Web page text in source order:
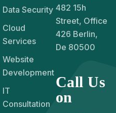
Data Security
Cloud
Services
Website
Development
IT
Consultation
482 15h
Street, Office
426 Berlin,
De 80500
Call Us
on